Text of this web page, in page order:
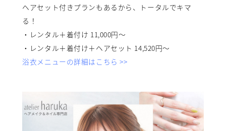
ヘアセット付きプランもあるから、トータルでキマ
る！
・レンタル＋着付け 11,000円〜
・レンタル＋着付け＋ヘアセット 14,520円〜
浴衣メニューの詳細はこちら >>